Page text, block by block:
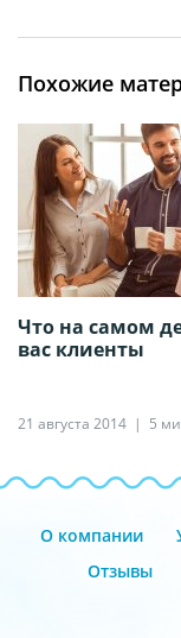
Похожие
Что на самом
вас клиенты
21 августа 2014 5
О компании
Отзывы